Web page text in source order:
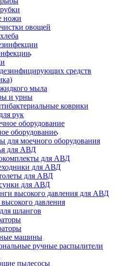
ножи
овощей
средств
мыла
и урны
коврики
рук
оборудование
для моечного оборудования
для АВД
для АВД
для АВД
для АВД
для АВД
высокого давления для АВД
давления
шлангов
машины
ручные распылители
пылесосы